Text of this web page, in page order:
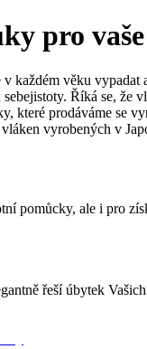
pro
každém věku vypadat
Říká se, že
které prodáváme se
vláken vyrobených v
pomůcky, ale i pro
řeší úbytek